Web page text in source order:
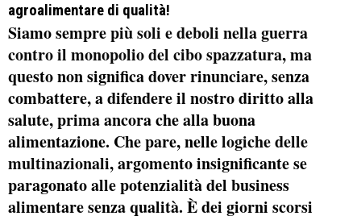
agroalimentare di qualità!
Siamo semprepiù soli e deboli nella guerra
contro il monopolio del cibo spazzatura, ma
questo non significa dover rinunciare, senza
combattere, a difendere il nostro diritto alla
salute, prima ancora che alla buona
alimentazione. Che pare, nellelogiche delle
multinazionali, argomento insignificante se
paragonato alle potenzialità del business
alimentare senza qualità. È dei giorni scorsi